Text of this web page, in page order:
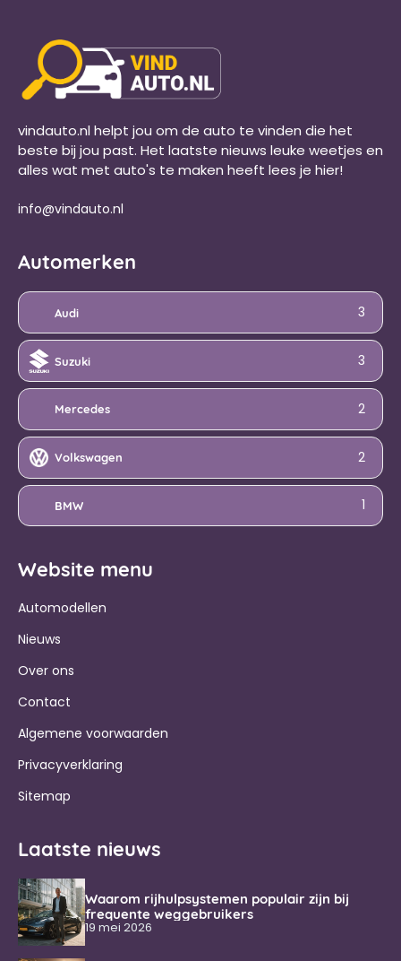
vindauto.nl helpt jou om de auto te vinden die het
beste bij jou past. Het laatste nieuws leuke weetjes en
alles wat met auto's te maken heeft lees je hier!
info@vindauto.nl
Automerken
Audi 3
Suzuki 3
Mercedes 2
Volkswagen 2
BMW 1
Website menu
Automodellen
Nieuws
Over ons
Contact
Algemene voorwaarden
Privacyverklaring
Sitemap
Laatste nieuws
Waarom rijhulpsystemen populair zijn bij
frequente weggebruikers
19 mei 2026